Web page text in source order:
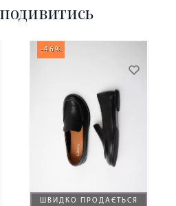
ШВИДКО ПРОДАЄТЬСЯ
-46%